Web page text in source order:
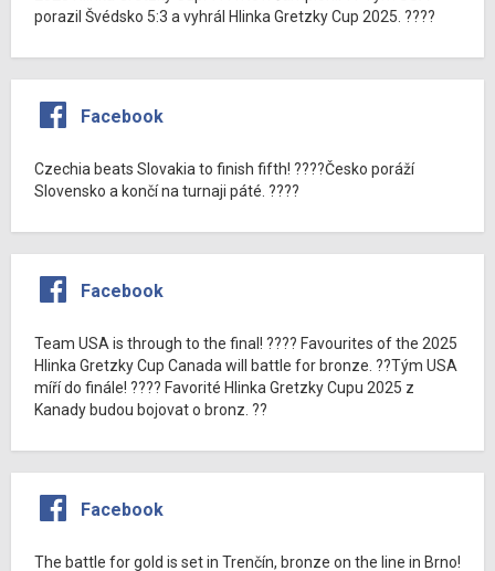
porazil Švédsko 5:3 a vyhrál Hlinka Gretzky Cup 2025. ????
Facebook
Czechia beats Slovakia to finish fifth! ????Česko poráží
Slovensko a končí na turnaji páté. ????
Facebook
Team USA is through to the final! ???? Favourites of the 2025
Hlinka Gretzky Cup Canada will battle for bronze. ??Tým USA
míří do finále! ???? Favorité Hlinka Gretzky Cupu 2025 z
Kanady budou bojovat o bronz. ??
Facebook
The battle for gold is set in Trenčín, bronze on the line in Brno!